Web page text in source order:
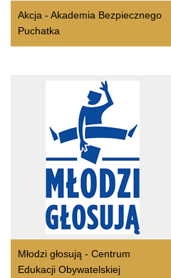
Akcja - Akademia Bezpiecznego
Puchatka
Młodzi głosują - Centrum
Edukacji Obywatelskiej